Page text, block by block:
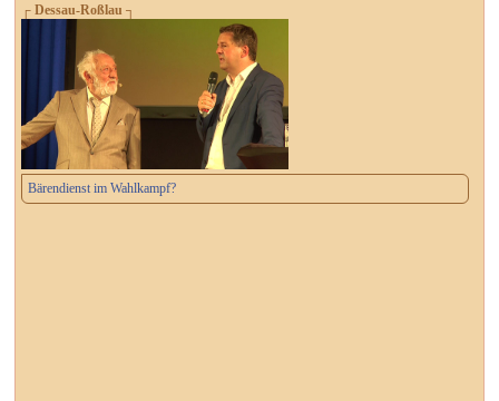
┌ Dessau-Roßlau ┐
Bärendienst im Wahlkampf?